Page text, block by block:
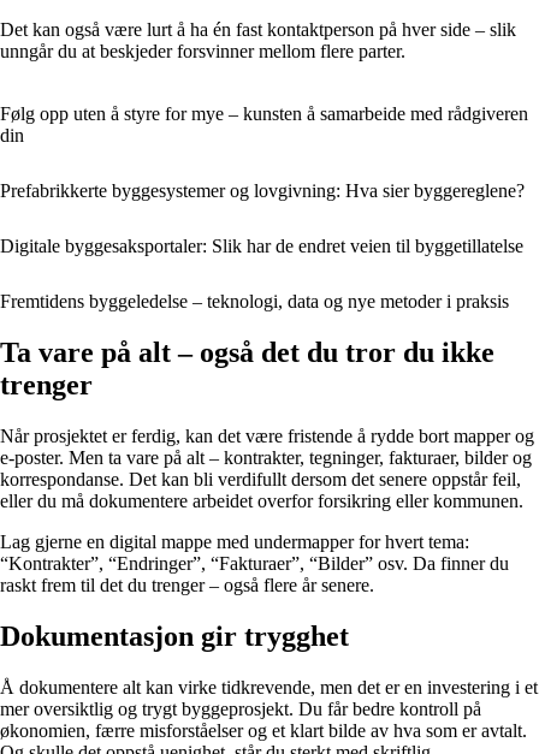
Det kan også være lurt å ha én fast kontaktperson på hver side – slik
unngår du at beskjeder forsvinner mellom flere parter.
Følg opp uten å styre for mye – kunsten å samarbeide med rådgiveren
din
Prefabrikkerte byggesystemer og lovgivning: Hva sier byggereglene?
Digitale byggesaksportaler: Slik har de endret veien til byggetillatelse
Fremtidens byggeledelse – teknologi, data og nye metoder i praksis
Ta vare på alt – også det du tror du ikke
trenger
Når prosjektet er ferdig, kan det være fristende å rydde bort mapper og
e-poster. Men ta vare på alt – kontrakter, tegninger, fakturaer, bilder og
korrespondanse. Det kan bli verdifullt dersom det senere oppstår feil,
eller du må dokumentere arbeidet overfor forsikring eller kommunen.
Lag gjerne en digital mappe med undermapper for hvert tema:
“Kontrakter”, “Endringer”, “Fakturaer”, “Bilder” osv. Da finner du
raskt frem til det du trenger – også flere år senere.
Dokumentasjon gir trygghet
Å dokumentere alt kan virke tidkrevende, men det er en investering i et
mer oversiktlig og trygt byggeprosjekt. Du får bedre kontroll på
økonomien, færre misforståelser og et klart bilde av hva som er avtalt.